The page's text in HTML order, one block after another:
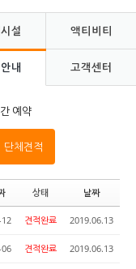
설 액티비티
내 고객센터
예약
단체견적
상태 날짜
견적완료 2019.06.13
견적완료 2019.06.13